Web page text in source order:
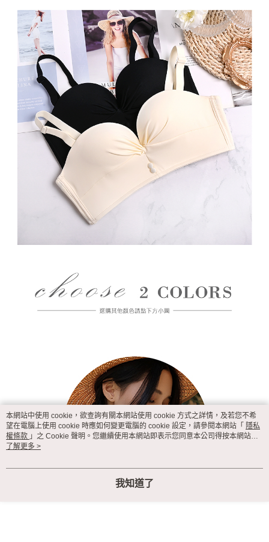
本網站中使用 cookie，欲查詢有關本網站使用 cookie 方式之詳情，及若您不希
望在電腦上使用 cookie 時應如何變更電腦的 cookie 設定，請參閱本網站「 隱私
權條款 」之 Cookie 聲明。您繼續使用本網站即表示您同意本公司得按本網站使
用條款之 Cookie 聲明使用 cookie。
了解更多 >
我知道了